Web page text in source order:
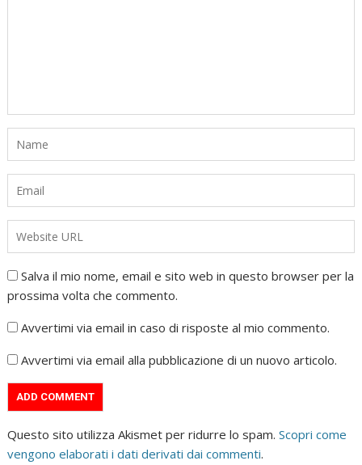
Salva il mio nome, email e sito web in questo browser per la
prossima volta che commento.
Avvertimi via email in caso di risposte al mio commento.
Avvertimi via email alla pubblicazione di un nuovo articolo.
Questo sito utilizza Akismet per ridurre lo spam.Scopri come
vengono elaborati i dati derivati dai commenti.